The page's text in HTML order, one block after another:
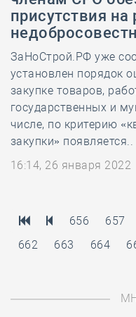
присутствия на
ЗаНоСтрой.РФ уже
установлен порядок
закупке товаров,
государственных и
числе, по критерию
закупки» появляется..
16:14, 26 января 2022
656 657
662
663 664